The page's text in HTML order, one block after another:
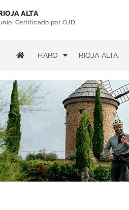
ALTA
Certificado por OJD.
HARO RIOJA ALTA